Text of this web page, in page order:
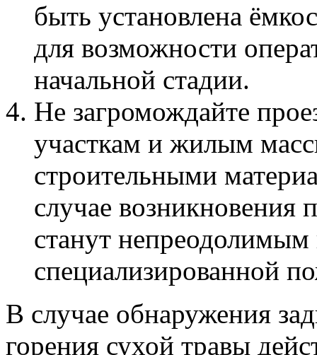
быть установлена
для возможности
начальной стадии.
Не загромождайте
участкам и жилым
строительными
случае возникновения
станут непреодолимым
специализированной
В случае обнаружения
горения сухой травы